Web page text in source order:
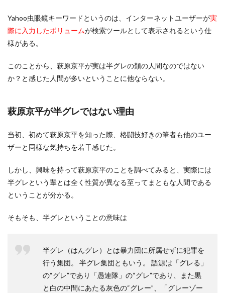
Yahoo虫眼鏡キーワードというのは、インターネットユーザーが実
際に入力したボリュームが検索ツールとして表示されるという仕
様がある。
このことから、萩原京平が実は半グレの類の人間なのではない
か？と感じた人間が多いということに他ならない。
萩原京平が半グレではない理由
当初、初めて萩原京平を知った際、格闘技好きの筆者も他のユー
ザーと同様な気持ちを若干感じた。
しかし、興味を持って萩原京平のことを調べてみると、実際には
半グレという輩とは全く性質が異なる至ってまともな人間である
ということが分かる。
そもそも、半グレということの意味は
半グレ（はんグレ）とは暴力団に所属せずに犯罪を
行う集団。 半グレ集団ともいう。 語源は「グレる」
の“グレ”であり「愚連隊」の“グレ”であり、また黒
と白の中間にあたる灰色の“グレー”、「グレーゾー